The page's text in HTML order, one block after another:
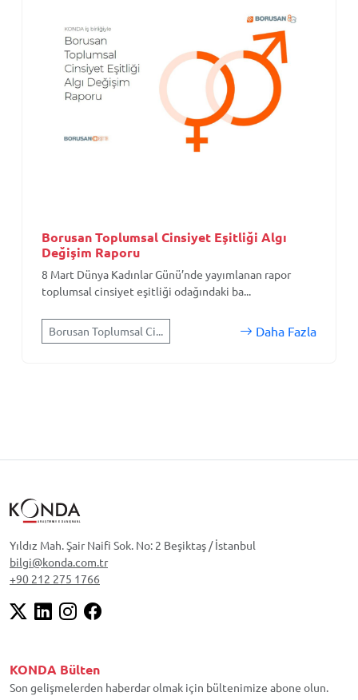
Borusan Toplumsal Cinsiyet Eşitliği Algı
Değişim Raporu
8 Mart Dünya Kadınlar Günü’nde yayımlanan rapor
toplumsal cinsiyet eşitliği odağındaki ba...
Borusan Toplumsal Ci... Daha Fazla
Yıldız Mah. Şair Naifi Sok. No: 2 Beşiktaş / İstanbul
bilgi@konda.com.tr
+90 212 275 1766
KONDA Bülten
Son gelişmelerden haberdar olmak için bültenimize abone olun.